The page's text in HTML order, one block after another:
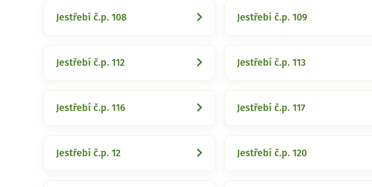
Jestřebí č.p. 108 Jestřebí č.p. 109
Jestřebí č.p. 112 Jestřebí č.p. 113
Jestřebí č.p. 116 Jestřebí č.p. 117
Jestřebí č.p. 12 Jestřebí č.p. 120